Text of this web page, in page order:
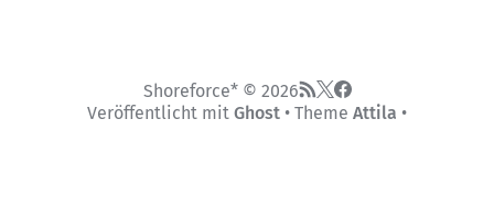
Shoreforce* © 2026
Veröffentlicht mit Ghost • Theme Attila •